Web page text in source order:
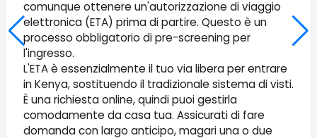
comunque ottenere un'autorizzazione di viaggio
elettronica (ETA) prima di partire. Questo è un
processo obbligatorio di pre-screening per
l'ingresso.
L'ETA è essenzialmente il tuo via libera per entrare
in Kenya, sostituendo il tradizionale sistema di visti.
È una richiesta online, quindi puoi gestirla
comodamente da casa tua. Assicurati di fare
domanda con largo anticipo, magari una o due